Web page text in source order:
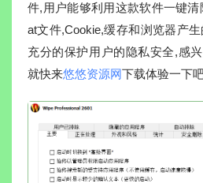
件,用户能够利用这款软件一键
at文件,Cookie,缓存和浏览器产
充分的保护用户的隐私安全,感
就快来悠悠资源网下载体验一下吧